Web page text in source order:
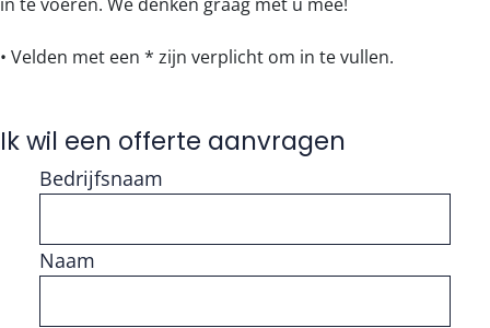
• Velden met een * zijn verplicht om in te vullen.
Ik wil een offerte aanvragen
Bedrijfsnaam
Naam